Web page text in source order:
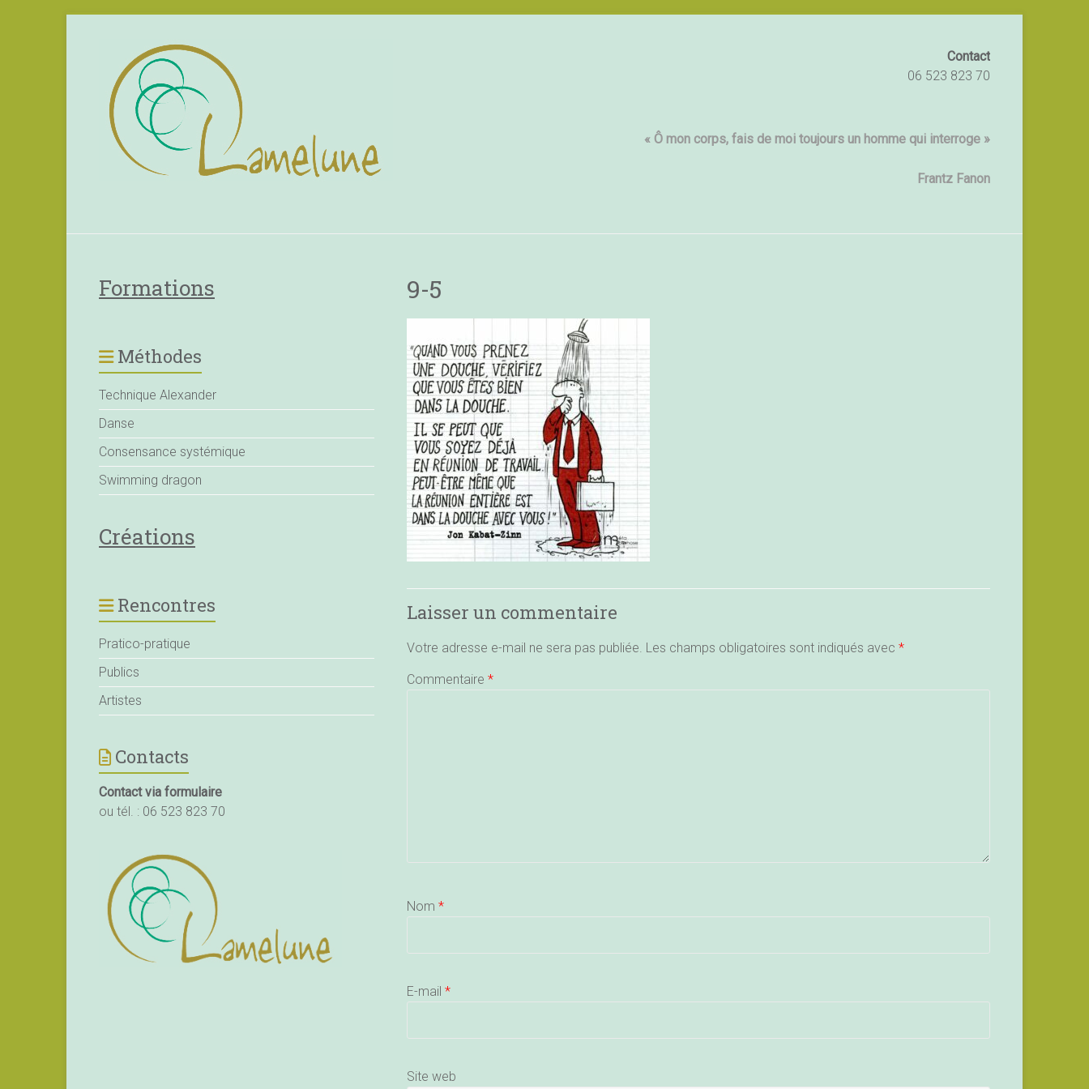
Contact
06 523 823 70
« Ô mon corps, fais de moi toujours un homme qui interroge »
Frantz Fanon
9-5
Laisser un commentaire
Votre adresse e-mail ne sera pas publiée. Les champs obligatoires sont indiqués avec *
Commentaire *
Nom *
E-mail *
Site web
Formations
Méthodes
Technique Alexander
Danse
Consensance systémique
Swimming dragon
Créations
Rencontres
Pratico-pratique
Publics
Artistes
Contacts
Contact via formulaire
ou tél. : 06 523 823 70